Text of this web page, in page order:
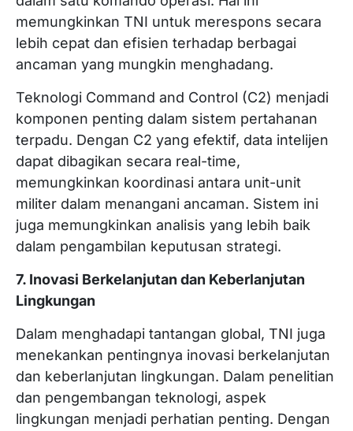
memungkinkan TNI untuk merespons secara
lebih cepat dan efisien terhadap berbagai
ancaman yang mungkin menghadang.
Teknologi Command and Control (C2) menjadi
komponen penting dalam sistem pertahanan
terpadu. Dengan C2 yang efektif, data intelijen
dapat dibagikan secara real-time,
memungkinkan koordinasi antara unit-unit
militer dalam menangani ancaman. Sistem ini
juga memungkinkan analisis yang lebih baik
dalam pengambilan keputusan strategi.
7. Inovasi Berkelanjutan dan Keberlanjutan
Lingkungan
Dalam menghadapi tantangan global, TNI juga
menekankan pentingnya inovasi berkelanjutan
dan keberlanjutan lingkungan. Dalam penelitian
dan pengembangan teknologi, aspek
lingkungan menjadi perhatian penting. Dengan